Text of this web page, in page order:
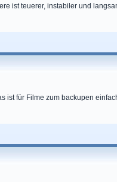
ist teuerer, instabiler und
ist für Filme zum backupen